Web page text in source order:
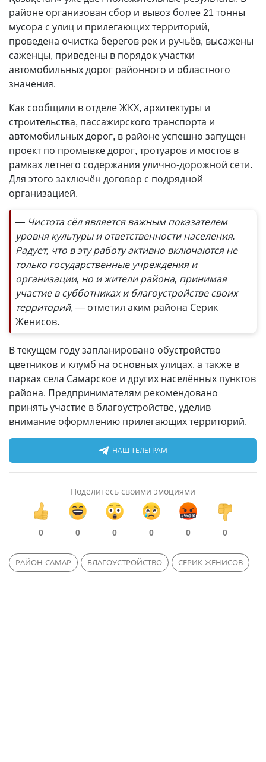
районе организован сбор и вывоз более 21 тонны
мусора с улиц и прилегающих территорий,
проведена очистка берегов рек и ручьёв, высажены
саженцы, приведены в порядок участки
автомобильных дорог районного и областного
значения.
Как сообщили в отделе ЖКХ, архитектуры и
строительства, пассажирского транспорта и
автомобильных дорог, в районе успешно запущен
проект по промывке дорог, тротуаров и мостов в
рамках летнего содержания улично-дорожной сети.
Для этого заключён договор с подрядной
организацией.
— Чистота сёл является важным показателем
уровня культуры и ответственности населения.
Радует, что в эту работу активно включаются не
только государственные учреждения и
организации, но и жители района, принимая
участие в субботниках и благоустройстве своих
территорий, — отметил аким района Серик
Женисов.
В текущем году запланировано обустройство
цветников и клумб на основных улицах, а также в
парках села Самарское и других населённых пунктов
района. Предпринимателям рекомендовано
принять участие в благоустройстве, уделив
внимание оформлению прилегающих территорий.
НАШ ТЕЛЕГРАМ
Поделитесь своими эмоциями
0 0 0 0 0 0
РАЙОН САМАР БЛАГОУСТРОЙСТВО СЕРИК ЖЕНИСОВ